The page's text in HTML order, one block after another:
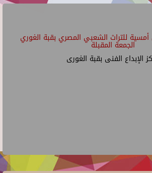
للتراث الشعبي المصري بقبة الغوري
الجمعة المقبلة
الإبداع الفنى بقبة الغورى